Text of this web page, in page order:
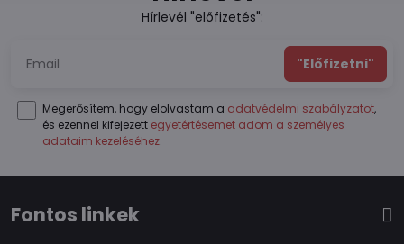
Hírlevél "előfizetés":
"Előfizetni"
Megerősítem, hogy elolvastam a adatvédelmi szabályzatot,
és ezennel kifejezett egyetértésemet adom a személyes
adataim kezeléséhez.
Fontos linkek